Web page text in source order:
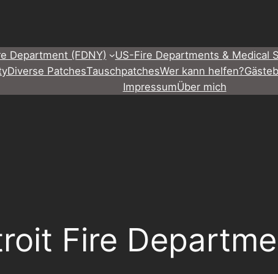
Department (FDNY) US-Fire Departments & Medical
Diverse PatchesTauschpatchesWer kann helfen?
ImpressumÜber mich
Fire